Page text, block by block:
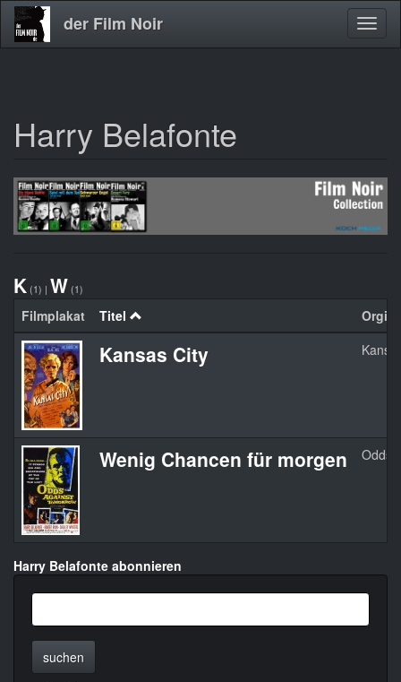
Direkt
zum
der Film Noir
Harry Belafonte
K (1) | W (1)
Filmplakat Titel
Kansas City
Wenig Chancen für morgen Odds
Harry Belafonte abonnieren
suchen